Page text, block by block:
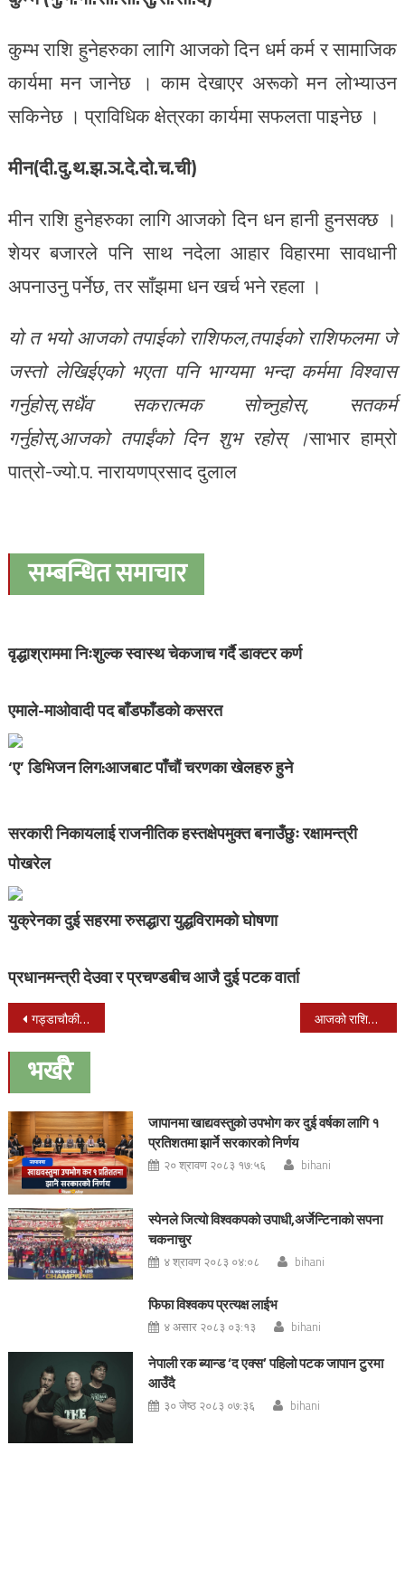
कुम्भ राशि हुनेहरुका लागि आजको दिन धर्म कर्म र सामाजिक
कार्यमा मन जानेछ । काम देखाएर अरूको मन लोभ्याउन
सकिनेछ । प्राविधिक क्षेत्रका कार्यमा सफलता पाइनेछ ।
मीन(दी.दु.थ.झ.ञ.दे.दो.च.ची)
मीन राशि हुनेहरुका लागि आजको दिन धन हानी हुनसक्छ ।
शेयर बजारले पनि साथ नदेला आहार विहारमा सावधानी
अपनाउनु पर्नेछ, तर साँझमा धन खर्च भने रहला ।
यो त भयो आजको तपाईको राशिफल,तपाईको राशिफलमा जे
जस्तो लेखिईएको भएता पनि भाग्यमा भन्दा कर्ममा विश्वास
गर्नुहोस्,सधैंव सकरात्मक सोच्नुहोस्, सतकर्म
गर्नुहोस्,आजको तपाईंको दिन शुभ रहोस् ।साभार हाम्रो
पात्रो-ज्यो.प. नारायणप्रसाद दुलाल
सम्बन्धित समाचार
वृद्धाश्राममा निःशुल्क स्वास्थ चेकजाच गर्दै डाक्टर कर्ण
एमाले-माओवादी पद बाँडफाँडको कसरत
‘ए’ डिभिजन लिग:आजबाट पाँचौं चरणका खेलहरु हुने
सरकारी निकायलाई राजनीतिक हस्तक्षेपमुक्त बनाउँछुः रक्षामन्त्री
पोखरेल
युक्रेनका दुई सहरमा रुसद्धारा युद्धविरामको घोषणा
प्रधानमन्त्री देउवा र प्रचण्डबीच आजै दुई पटक वार्ता
Post
navigation
गड्डाचौकी नाकाबाट तरकारी आयात बढ्दै, ६ महिनामा भित्रियो ७ करोडको तरकारी आजको राशिफल ।। फाल्गुन १७ गते बिहिवार
भर्खरै
जापानमा खाद्यवस्तुको उपभोग कर दुई वर्षका लागि १
प्रतिशतमा झार्ने सरकारको निर्णय
२० श्रावण २०८३ १७:५६ bihani
स्पेनले जित्यो विश्वकपको उपाधी,अर्जेन्टिनाको सपना
चकनाचुर
४ श्रावण २०८३ ०४:०८ bihani
फिफा विश्वकप प्रत्यक्ष लाईभ
४ असार २०८३ ०३:१३ bihani
नेपाली रक ब्यान्ड ‘द एक्स’ पहिलो पटक जापान टुरमा
आउँदै
३० जेष्ठ २०८३ ०७:३६ bihani